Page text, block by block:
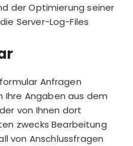
der Optimierung seiner
Server-Log-Files
Anfragen
Ihre Angaben aus dem
von Ihnen dort
zwecks Bearbeitung
von Anschlussfragen